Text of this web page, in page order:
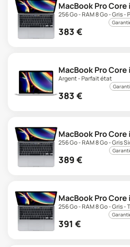
MacBook Pro Core
256 Go - RAM 8 Go - Gris
383 €
MacBook Pro Core
Argent - Parfait état
383 €
MacBook Pro Core
256 Go - RAM 8 Go - Gris
389 €
MacBook Pro Core
256 Go - RAM 8 Go - Gris -
391 €